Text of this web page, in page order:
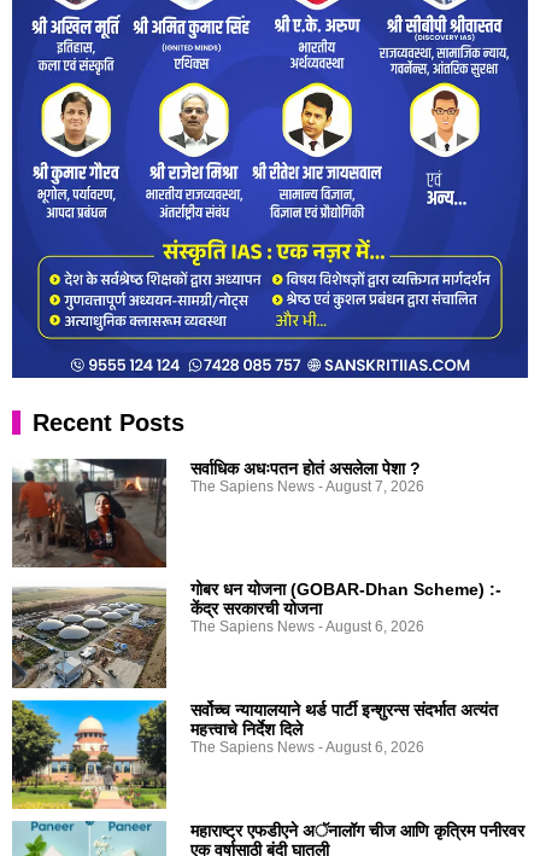
Recent Posts
सर्वाधिक अधःपतन होतं असलेला पेशा ?
The Sapiens News August 7, 2026
गोबर धन योजना (GOBAR-Dhan Scheme) :-
केंद्र सरकारची योजना
The Sapiens News August 6, 2026
सर्वोच्च न्यायालयाने थर्ड पार्टी इन्शुरन्स संदर्भात अत्यंत
महत्त्वाचे निर्देश दिले
The Sapiens News August 6, 2026
महाराष्ट्र एफडीएने अॅनालॉग चीज आणि कृत्रिम पनीरवर
एक वर्षासाठी बंदी घातली